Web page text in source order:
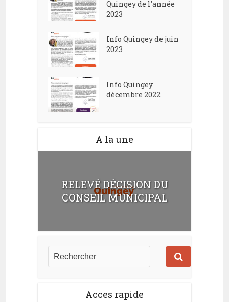
Quingey de l’année
2023
Info Quingey de juin
2023
Info Quingey
décembre 2022
A la une
RELEVÉ DÉCISION DU
CONSEIL MUNICIPAL
Acces rapide